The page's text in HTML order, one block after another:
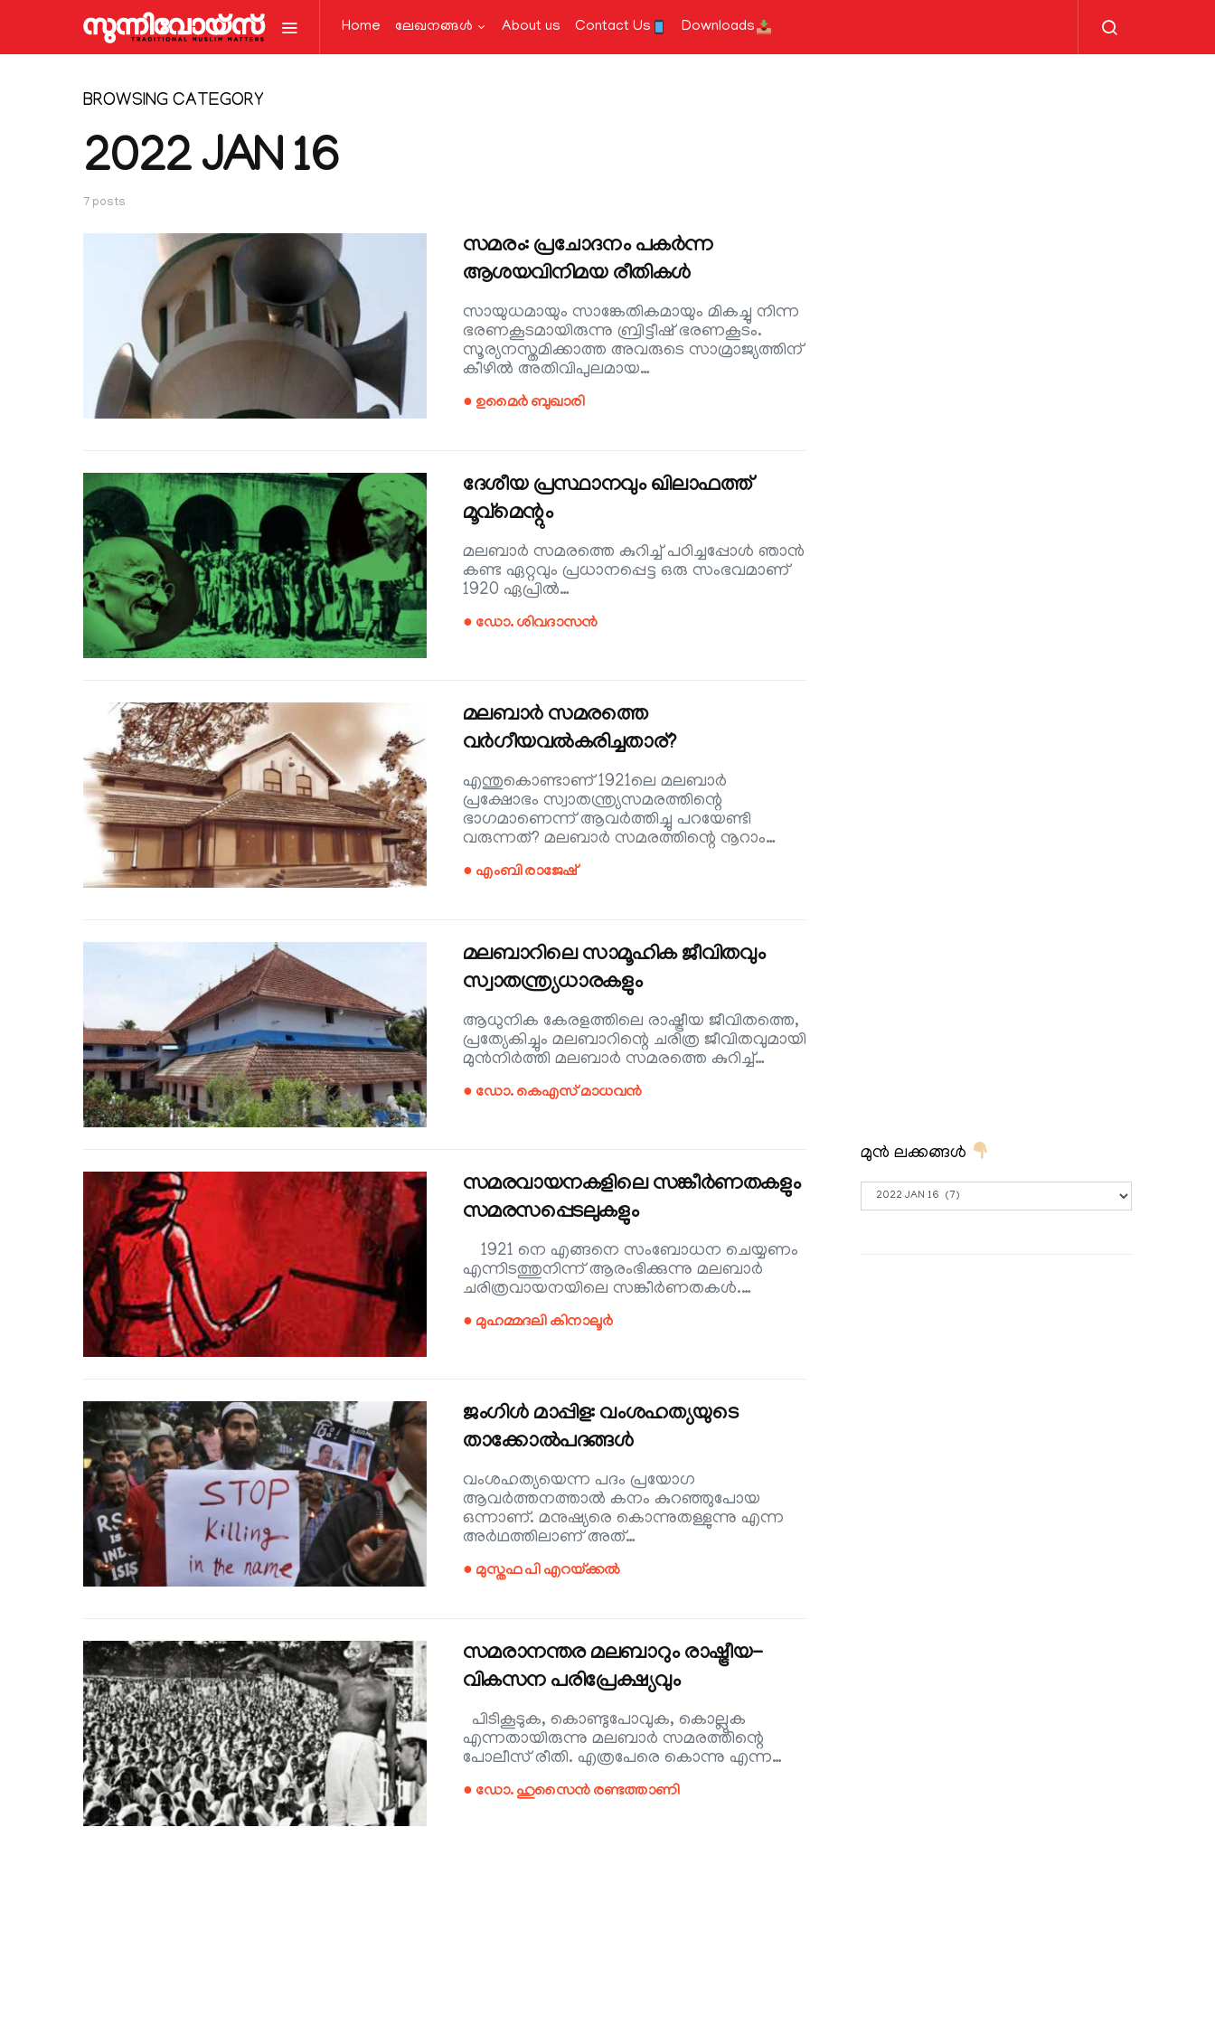
Home ലേഖനങ്ങള്‍ About us Contact Us Downloads
BROWSING CATEGORY
2022 JAN 16
7 posts
സമരം: പ്രചോദനം പകർന്ന
ആശയവിനിമയ രീതികൾ
സായുധമായും സാങ്കേതികമായും മികച്ചു നിന്ന
ഭരണകൂടമായിരുന്നു ബ്രിട്ടീഷ് ഭരണകൂടം.
സൂര്യനസ്തമിക്കാത്ത അവരുടെ സാമ്രാജ്യത്തിന്
കീഴിൽ അതിവിപുലമായ…
● ഉമൈർ ബുഖാരി
ദേശീയ പ്രസ്ഥാനവും ഖിലാഫത്ത്
മൂവ്‌മെന്റും
മലബാർ സമരത്തെ കുറിച്ച് പഠിച്ചപ്പോൾ ഞാൻ
കണ്ട ഏറ്റവും പ്രധാനപ്പെട്ട ഒരു സംഭവമാണ്
1920 ഏപ്രിൽ…
● ഡോ. ശിവദാസൻ
മലബാർ സമരത്തെ
വർഗീയവൽകരിച്ചതാര്?
എന്തുകൊണ്ടാണ് 1921ലെ മലബാർ
പ്രക്ഷോഭം സ്വാതന്ത്ര്യസമരത്തിന്റെ
ഭാഗമാണെന്ന് ആവർത്തിച്ചു പറയേണ്ടി
വരുന്നത്? മലബാർ സമരത്തിന്റെ നൂറാം…
● എംബി രാജേഷ്
മലബാറിലെ സാമൂഹിക ജീവിതവും
സ്വാതന്ത്ര്യധാരകളും
ആധുനിക കേരളത്തിലെ രാഷ്ട്രീയ ജീവിതത്തെ,
പ്രത്യേകിച്ചും മലബാറിന്റെ ചരിത്ര ജീവിതവുമായി
മുൻനിർത്തി മലബാർ സമരത്തെ കുറിച്ച്…
● ഡോ. കെഎസ് മാധവൻ
സമരവായനകളിലെ സങ്കീർണതകളും
സമരസപ്പെടലുകളും
1921 നെ എങ്ങനെ സംബോധന ചെയ്യണം
എന്നിടത്തുനിന്ന് ആരംഭിക്കുന്നു മലബാർ
ചരിത്രവായനയിലെ സങ്കീർണതകൾ.…
● മുഹമ്മദലി കിനാലൂർ
ജംഗിൾ മാപ്പിള: വംശഹത്യയുടെ
താക്കോൽപദങ്ങൾ
വംശഹത്യയെന്ന പദം പ്രയോഗ
ആവർത്തനത്താൽ കനം കുറഞ്ഞുപോയ
ഒന്നാണ്. മനുഷ്യരെ കൊന്നുതള്ളുന്നു എന്ന
അർഥത്തിലാണ് അത്…
● മുസ്തഫ പി എറയ്ക്കൽ
സമരാനന്തര മലബാറും രാഷ്ട്രീയ-
വികസന പരിപ്രേക്ഷ്യവും
പിടികൂടുക, കൊണ്ടുപോവുക, കൊല്ലുക
എന്നതായിരുന്നു മലബാർ സമരത്തിന്റെ
പോലീസ് രീതി. എത്രപേരെ കൊന്നു എന്ന…
● ഡോ. ഹുസൈൻ രണ്ടത്താണി
മുൻ ലക്കങ്ങൾ